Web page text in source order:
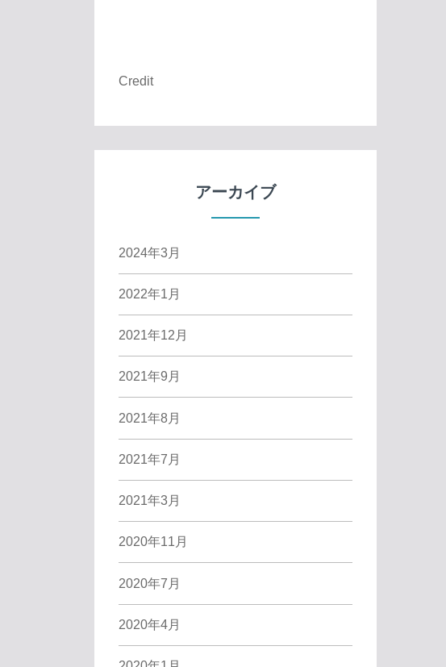
Credit
アーカイブ
2024年3月
2022年1月
2021年12月
2021年9月
2021年8月
2021年7月
2021年3月
2020年11月
2020年7月
2020年4月